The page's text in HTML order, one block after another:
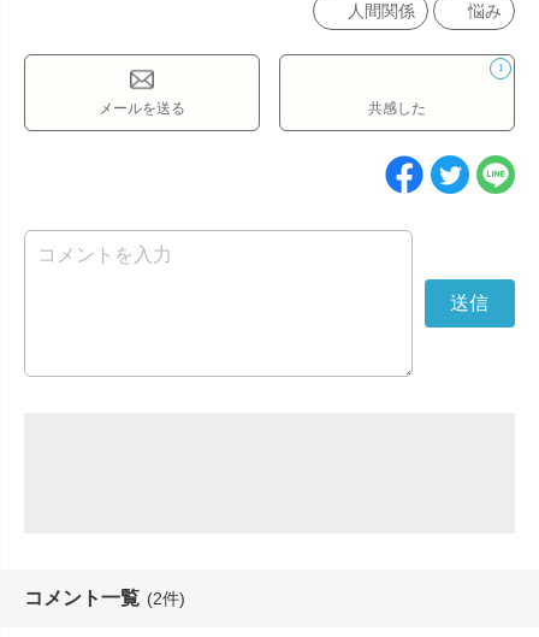
人間関係 悩み
メールを送る
1
共感した
コメント一覧 (2件)